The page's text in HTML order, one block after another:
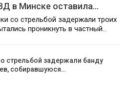
в Минске оставила…
со стрельбой задержали троих
проникнуть в частный…
стрельбой задержали банду
собиравшуюся…